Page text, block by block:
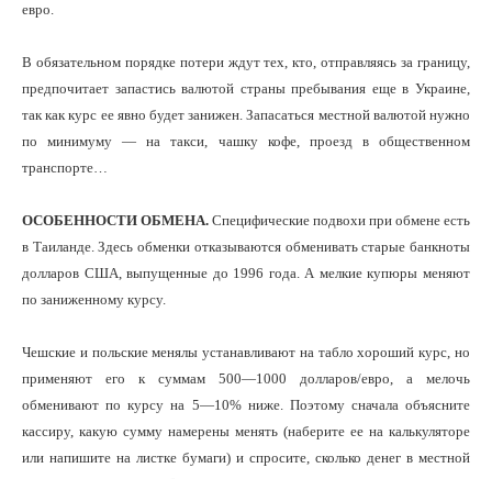
евро.
В обязательном порядке потери ждут тех, кто, отправляясь за границу,
предпочитает запастись валютой страны пребывания еще в Украине,
так как курс ее явно будет занижен. Запасаться местной валютой нужно
по минимуму — на такси, чашку кофе, проезд в общественном
транспорте…
ОСОБЕННОСТИ ОБМЕНА. Специфические подвохи при обмене есть
в Таиланде. Здесь обменки отказываются обменивать старые банкноты
долларов США, выпущенные до 1996 года. А мелкие купюры меняют
по заниженному курсу.
Чешские и польские менялы устанавливают на табло хороший курс, но
применяют его к суммам 500—1000 долларов/евро, а мелочь
обменивают по курсу на 5—10% ниже. Поэтому сначала объясните
кассиру, какую сумму намерены менять (наберите ее на калькуляторе
или напишите на листке бумаги) и спросите, сколько денег в местной